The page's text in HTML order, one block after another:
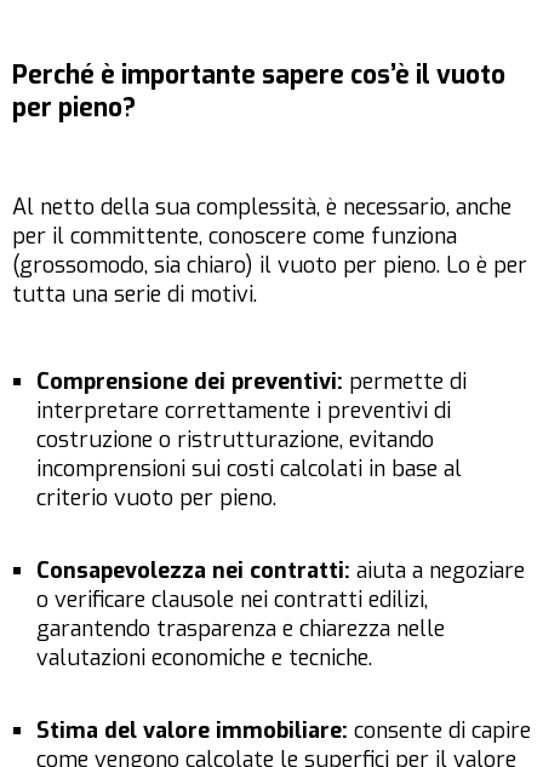
Perché è importante sapere cos’è il vuoto
per pieno?
Al netto della sua complessità, è necessario, anche
per il committente, conoscere come funziona
(grossomodo, sia chiaro) il vuoto per pieno. Lo è per
tutta una serie di motivi.
Comprensione dei preventivi: permette di
interpretare correttamente i preventivi di
costruzione o ristrutturazione, evitando
incomprensioni sui costi calcolati in base al
criterio vuoto per pieno.
Consapevolezza nei contratti: aiuta a negoziare
o verificare clausole nei contratti edilizi,
garantendo trasparenza e chiarezza nelle
valutazioni economiche e tecniche.
Stima del valore immobiliare: consente di capire
come vengono calcolate le superfici per il valore